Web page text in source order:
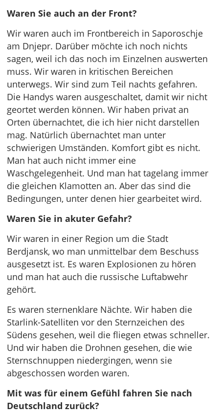
Waren Sie auch an der Front?
Wir waren auch im Frontbereich in Saporoschje
am Dnjepr. Darüber möchte ich noch nichts
sagen, weil ich das noch im Einzelnen auswerten
muss. Wir waren in kritischen Bereichen
unterwegs. Wir sind zum Teil nachts gefahren.
Die Handys waren ausgeschaltet, damit wir nicht
geortet werden können. Wir haben privat an
Orten übernachtet, die ich hier nicht darstellen
mag. Natürlich übernachtet man unter
schwierigen Umständen. Komfort gibt es nicht.
Man hat auch nicht immer eine
Waschgelegenheit. Und man hat tagelang immer
die gleichen Klamotten an. Aber das sind die
Bedingungen, unter denen hier gearbeitet wird.
Waren Sie in akuter Gefahr?
Wir waren in einer Region um die Stadt
Berdjansk, wo man unmittelbar dem Beschuss
ausgesetzt ist. Es waren Explosionen zu hören
und man hat auch die russische Luftabwehr
gehört.
Es waren sternenklare Nächte. Wir haben die
Starlink-Satelliten vor den Sternzeichen des
Südens gesehen, weil die fliegen etwas schneller.
Und wir haben die Drohnen gesehen, die wie
Sternschnuppen niedergingen, wenn sie
abgeschossen worden waren.
Mit was für einem Gefühl fahren Sie nach
Deutschland zurück?